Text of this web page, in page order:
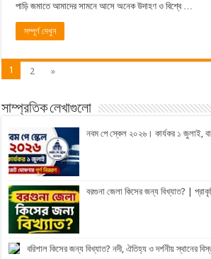
পাড়ি জমাতে আমাদের সামনে আসে অনেক উদাহণ ও বিশ্বে …
সম্পূর্ণ দেখুন
1 2 »
সাম্প্রতিক লেখাগুলো
নবম পে স্কেল ২০২৬। কার্যকর ১ জুলাই,
বরগুনা জেলা কিসের জন্য বিখ্যাত? |
বরিশাল কিসের জন্য বিখ্যাত? নদী, ঐতিহ্য ও দর্শনীয় স্থানের